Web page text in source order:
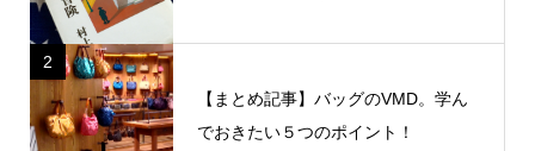
2
【まとめ記事】バッグのVMD。学ん
でおきたい５つのポイント！